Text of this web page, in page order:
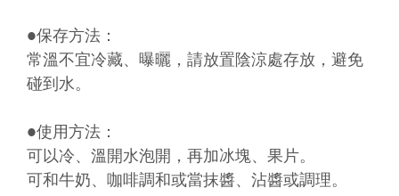
●保存方法：
常溫不宜冷藏、曝曬，請放置陰涼處存放，避免
碰到水。
●使用方法：
可以冷、溫開水泡開，再加冰塊、果片。
可和牛奶、咖啡調和或當抹醬、沾醬或調理。